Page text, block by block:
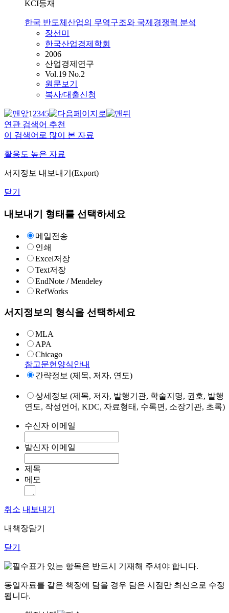
KCI등재
한국 반도체산업의 무역구조와 국제경쟁력 분석
장선미
한국산업경제학회
2006
산업경제연구
Vol.19 No.2
원문보기
복사/대출신청
12345
연관 검색어 추천
이 검색어로 많이 본 자료
활용도 높은 자료
서지정보 내보내기(Export)
닫기
내보내기 형태를 선택하세요
메일전송
인쇄
Excel저장
Text저장
EndNote / Mendeley
RefWorks
서지정보의 형식을 선택하세요
MLA
APA
Chicago
참고문헌양식안내
간략정보 (제목, 저자, 연도)
상세정보 (제목, 저자, 발행기관, 학술지명, 권호, 발행
연도, 작성언어, KDC, 자료형태, 수록면, 소장기관, 초록)
수신자 이메일
발신자 이메일
제목
메모
취소 내보내기
내책장담기
닫기
표가 있는 항목은 반드시 기재해 주셔야 합니다.
동일자료를 같은 책장에 담을 경우 담은 시점만 최신으로 수정
됩니다.